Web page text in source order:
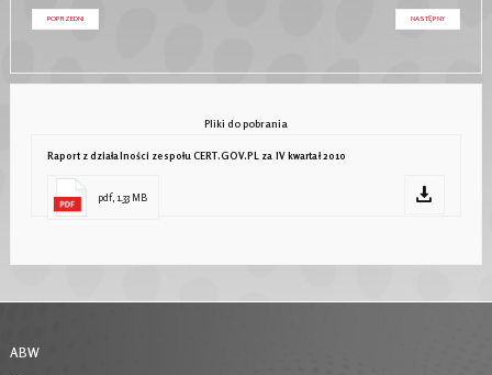
POPRZEDNI NASTĘPNY
Pliki do pobrania
Raport z działalności zespołu CERT.GOV.PL za IV kwartał 2010
pdf, 1.33 MB
ABW